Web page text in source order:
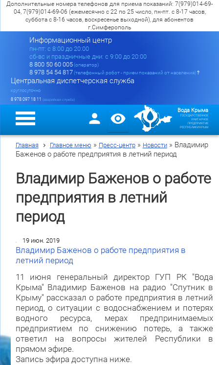
Дополнительные номера телефонов для приема показаний: 7(979)014-69-
04, 7(979)014-69-06 (ежемесячно с 22 по 25 число, пн-пт. с 8-17 часов,
суббота с 8-16 часов, воскресенье выходной), для абонентов
г.Симферополь
Информационный центр
пн-пт: c 8:00 до 20:00
сб-вс и праздничные дни: с 9:00 до 20:00
8 800 50 60 005(оператор)
8 978 54 54 817(телефонный робот - прием показаний от населения)?
Центральная диспетчерская служба
круглосуточно
8 978 097 18 11 (аварийная служба)
Вода Крыма
ГОСУДАРСТВЕННОЕ
УНИТАРНОЕ
ПРЕДПРИЯТИЕ
РЕСПУБЛИКИ КРЫМ
Главная Главное меню » Пресс-центр» Новости» Владимир
Баженов о работе предприятия в летний период
Владимир Баженов о работе
предприятия в летний
период
19 июн. 2019
Владимир Баженов о работе предприятия в
летний период
11 июня генеральный директор ГУП РК "Вода
Крыма" Владимир Баженов на радио "Спутник в
Крыму" рассказал о работе предприятия в летний
период, о ситуации с водоснабжением и потерях
водного ресурса, мерах предпринимаемых
предприятием по снижению потерь, а также
ответил на вопросы жителей Республики в
прямом эфире.
Запись эфира доступна ниже.